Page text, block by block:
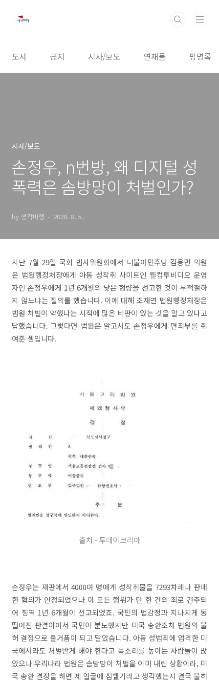
도서 공지 시사/보도 연재물 방명록
시사/보도
손정우, n번방, 왜 디지털 성
폭력은 솜방망이 처벌인가?
by 생각비행 2020. 8. 5.
지난 7월 29일 국회 법사위원회에서 더불어민주당 김용민 의원
은 법원행정처장에게 아동 성착취 사이트인 웰컴투비디오 운영
자인 손정우에게 1년 6개월의 낮은 형량을 선고한 것이 부적절하
지 않느냐는 질의를 했습니다. 이에 대해 조재연 법원행정처장은
법원 처벌이 약했다는 지적에 많은 비판이 있는 것을 알고 있다고
답했습니다. 그렇다면 법원은 알고서도 손정우에게 면죄부를 쥐
여준 셈입니다.
출처 - 투데이코리아
손정우는 재판에서 4000여 명에게 성착취물을 7293차례나 판매
한 혐의가 인정되었으나 이 모든 행위가 단 한 건의 죄로 간주되
어 징역 1년 6개월이 선고되었죠. 국민의 법감정과 지나치게 동
떨어진 판결이어서 국민이 분노했지만 미국 송환조차 법원의 불
허 결정으로 물거품이 되고 말았습니다. 아동 성범죄에 엄격한 미
국에서라도 처벌받게 해야 한다고 목소리를 높이는 사람들이 많
았으나 우리나라 법원은 솜방망이 처벌을 이미 내린 상황이라, 미
국 송환 결정을 하면 제 얼굴에 침뱉기라고 생각했는지 결국 불허